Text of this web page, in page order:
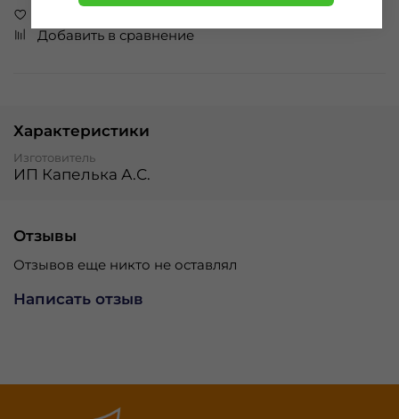
Добавить в сравнение
Характеристики
Изготовитель
ИП Капелька А.С.
Отзывы
Отзывов еще никто не оставлял
Написать отзыв